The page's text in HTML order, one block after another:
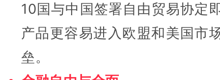
10国与中国签署自由贸易协定
产品更容易进入欧盟和美国市
垒。